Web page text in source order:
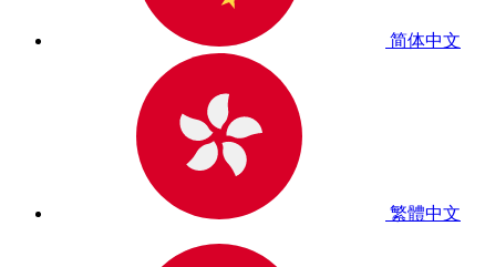
简体中文
繁體中文